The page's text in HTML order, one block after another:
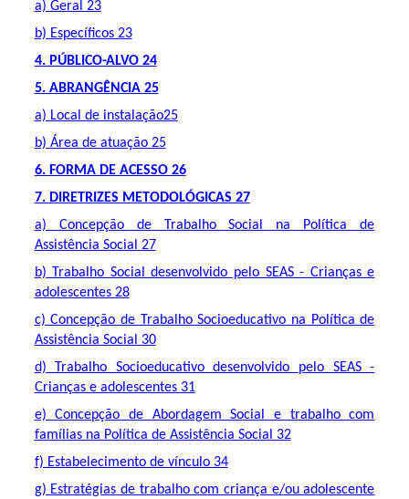
a) Geral 23
b) Específicos 23
4. PÚBLICO-ALVO 24
5. ABRANGÊNCIA 25
a) Local de instalação25
b) Área de atuação 25
6. FORMA DE ACESSO 26
7. DIRETRIZES METODOLÓGICAS 27
a) Concepção de Trabalho Social na Política de
Assistência Social 27
b) Trabalho Social desenvolvido pelo SEAS - Crianças e
adolescentes 28
c) Concepção de Trabalho Socioeducativo na Política de
Assistência Social 30
d) Trabalho Socioeducativo desenvolvido pelo SEAS -
Crianças e adolescentes 31
e) Concepção de Abordagem Social e trabalho com
famílias na Política de Assistência Social 32
f) Estabelecimento de vínculo 34
g) Estratégias de trabalho com criança e/ou adolescente